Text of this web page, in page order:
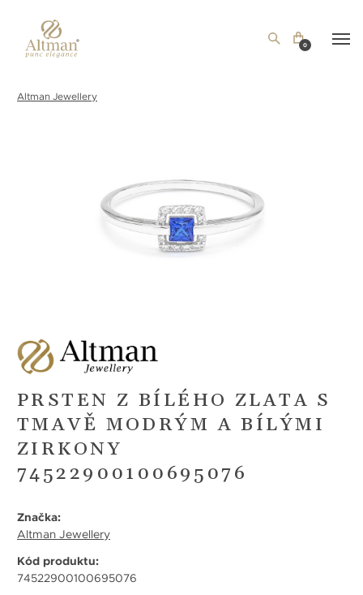
0
Altman Jewellery
PRSTEN Z BÍLÉHO ZLATA S
TMAVĚ MODRÝM A BÍLÝMI
ZIRKONY
74522900100695076
Značka:
Altman Jewellery
Kód produktu:
74522900100695076